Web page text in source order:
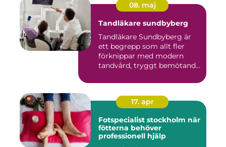
08. maj
Tandläkare sundbyberg
Tandläkare Sundbyberg är
ett begrepp som allt fler
förknippar med modern
tandvård, tryggt bemötande
17. apr
Fotspecialist stockholm när
fötterna behöver
professionell hjälp